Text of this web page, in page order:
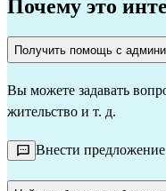
Почему это
Получить помощь с
Вы можете задавать
жительство и т. д.
Внести